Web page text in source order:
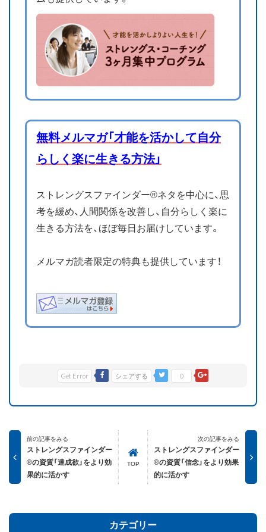
無料メルマガ「才能を活かして自分
らしく楽に生きる方法」
ストレングスファインダー®ネタを中心に、思
考を緩め、人間関係を改善し、自分らしく楽に
生きる方法を、ほぼ毎日お届けしています。
メルマガ読者限定の特典も提供しています！
Get Error シェアする 0
前の記事をみる
ストレングスファインダー
®の資質「達成欲」をより効
果的に活かす
TOP
次の記事をみる
ストレングスファインダー
®の資質「信念」をより効果
的に活かす
カテゴリー